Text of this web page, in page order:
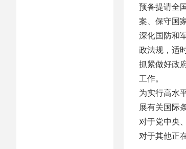
预备提请全
案、保守国
深化国防和
政法规，适
抓紧做好政
工作。
为实行高水
展有关国际
对于党中央
对于其他正